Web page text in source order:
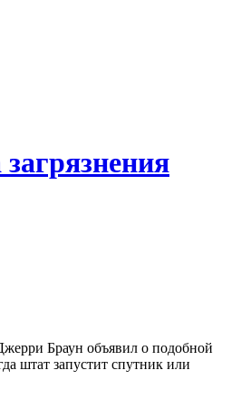
Браун объявил о подобной
штат запустит спутник или